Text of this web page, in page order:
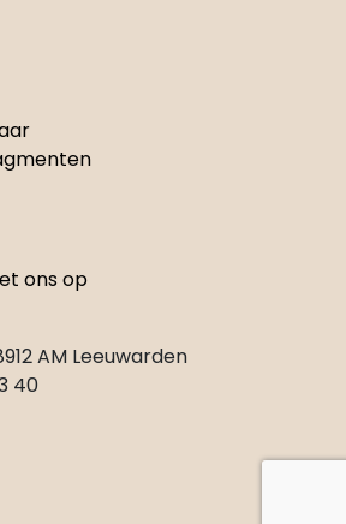
ons op
AM Leeuwarden
40